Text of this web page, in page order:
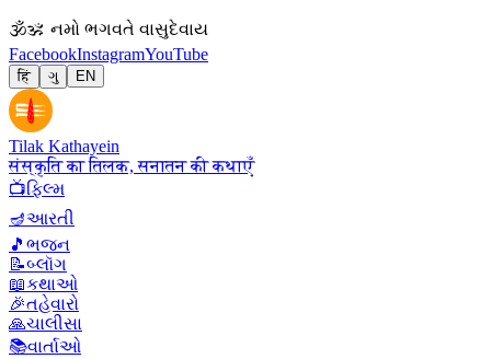
🕉ॐ નમો ભગવતે વાસુદેવાય
FacebookInstagramYouTube
हिं ગુ EN
Tilak Kathayein
संस्कृति का तिलक, सनातन की कथाएँ
📺ફિલ્મ
🪔આરતી
🎵 ભજન
📝બ્લૉગ
📖કથાઓ
🎉તહેવારો
🙏ચાલીસા
📚વાર્તાઓ